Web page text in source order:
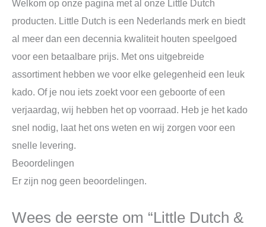
Welkom op onze pagina met al onze Little Dutch
producten. Little Dutch is een Nederlands merk en biedt
al meer dan een decennia kwaliteit houten speelgoed
voor een betaalbare prijs. Met ons uitgebreide
assortiment hebben we voor elke gelegenheid een leuk
kado. Of je nou iets zoekt voor een geboorte of een
verjaardag, wij hebben het op voorraad. Heb je het kado
snel nodig, laat het ons weten en wij zorgen voor een
snelle levering.
Beoordelingen
Er zijn nog geen beoordelingen.
Wees de eerste om “Little Dutch &